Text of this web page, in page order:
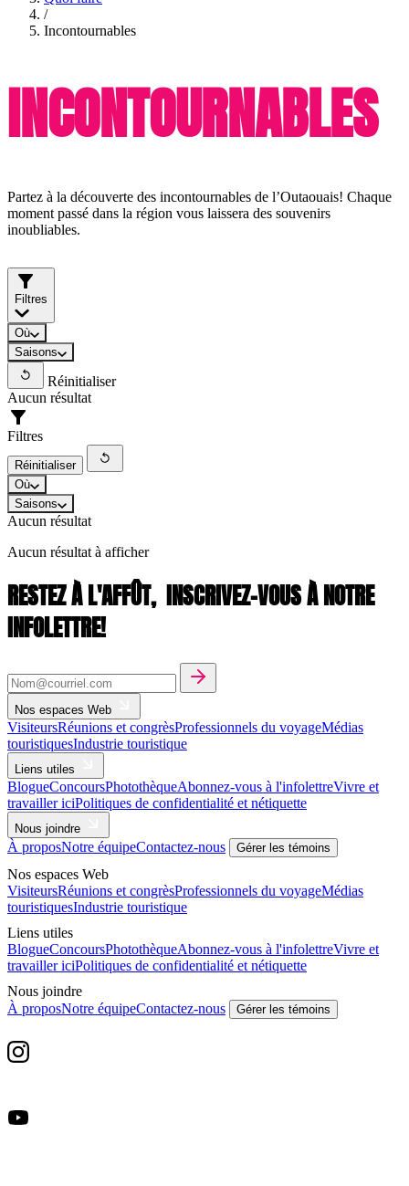
/
Incontournables
INCONTOURNABLES
Partez à la découverte des incontournables de l’Outaouais! Chaque
moment passé dans la région vous laissera des souvenirs
inoubliables.
Filtres
Où
Saisons
Réinitialiser
Aucun résultat
Filtres
Réinitialiser
Où
Saisons
Aucun résultat
Aucun résultat à afficher
RESTEZ À L'AFFÛT, INSCRIVEZ-VOUS À NOTRE
INFOLETTRE!
Nos espaces Web
VisiteursRéunions et congrèsProfessionnels du voyageMédias
touristiquesIndustrie touristique
Liens utiles
BlogueConcoursPhotothèqueAbonnez-vous à l'infolettreVivre et
travailler iciPolitiques de confidentialité et nétiquette
Nous joindre
À proposNotre équipeContactez-nous Gérer les témoins
Nos espaces Web
VisiteursRéunions et congrèsProfessionnels du voyageMédias
touristiquesIndustrie touristique
Liens utiles
BlogueConcoursPhotothèqueAbonnez-vous à l'infolettreVivre et
travailler iciPolitiques de confidentialité et nétiquette
Nous joindre
À proposNotre équipeContactez-nous Gérer les témoins